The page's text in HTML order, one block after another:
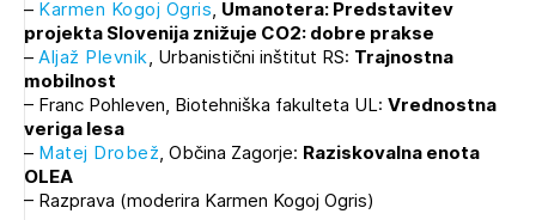
PRIJAVITE SE
POZABLJENO GESLO
REGISTRIRAJTE SE
– Karmen Kogoj Ogris, Umanotera: Predstavitev
projekta Slovenija znižuje CO2: dobre prakse
–Aljaž Plevnik, Urbanistični inštitut RS: Trajnostna
mobilnost
– Franc Pohleven, Biotehniška fakulteta UL: Vrednostna
veriga lesa
– Matej Drobež, Občina Zagorje: Raziskovalna enota
OLEA
– Razprava (moderira Karmen Kogoj Ogris)
Plačnik je podjetje
Novičnik natečajev
Tedenski novičnik javnih naročil
Dnevne medijske objave